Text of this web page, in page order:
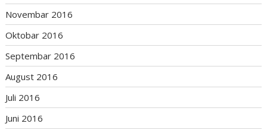
Novembar 2016
Oktobar 2016
Septembar 2016
August 2016
Juli 2016
Juni 2016